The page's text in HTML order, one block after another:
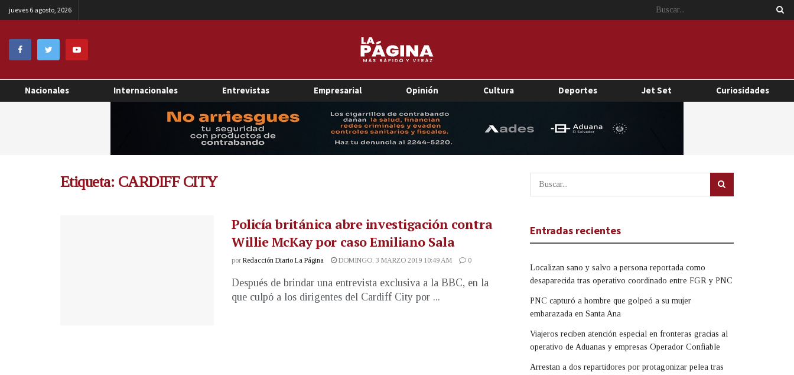
jueves 6 agosto, 2026
Nacionales Internacionales Entrevistas Empresarial Opinión Cultura Deportes Jet Set Curiosidades
Etiqueta: CARDIFF CITY
Policía británica abre investigación contra
Willie McKay por caso Emiliano Sala
por Redacción Diario La Página DOMINGO, 3 MARZO 2019 10:49 AM 0
Después de brindar una entrevista exclusiva a la BBC, en la
que culpó a los dirigentes del Cardiff City por ...
Entradas recientes
Localizan sano y salvo a persona reportada como
desaparecida tras operativo coordinado entre FGR y PNC
PNC capturó a hombre que golpeó a su mujer
embarazada en Santa Ana
Viajeros reciben atención especial en fronteras gracias al
operativo de Aduanas y empresas Operador Confiable
Arrestan a dos repartidores por protagonizar pelea tras